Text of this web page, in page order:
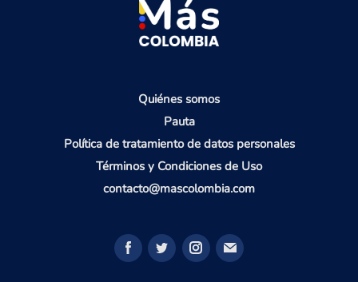
Quiénes somos
Pauta
Política de tratamiento de datos personales
Términos y Condiciones de Uso
contacto@mascolombia.com